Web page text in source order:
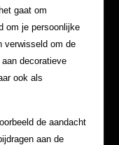
gaat om
om je persoonlijke
verwisseld om de
decoratieve
ook als
de aandacht
aan de